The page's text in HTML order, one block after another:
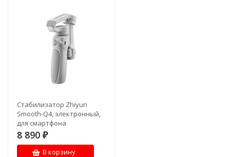
Стабилизатор Zhiyun
Smooth-Q4, электронный,
для смартфона
8 890 ₽
В корзину